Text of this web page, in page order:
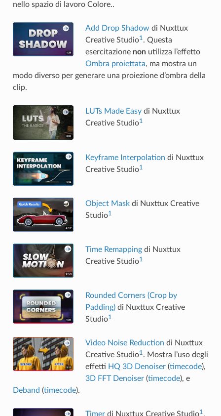
nello spazio di lavoro Colore..
Add Drop Shadow di Nuxttux
Creative Studio1 . Questa
esercitazione nonutilizza l’effetto
Ombra proiettata, ma mostra un
modo diverso per generare una proiezione d’ombra della
clip.
LUTs Made Easydi Nuxttux
Creative Studio1
Keyframe Interpolation di Nuxttux
Creative Studio1
Object Maskdi Nuxttux Creative
Studio1
Time Remappingdi Nuxttux
Creative Studio1
Rounded Corners (Crop by
Padding)di Nuxttux Creative
Studio1
Video Noise Reduction di Nuxttux
Creative Studio1 . Mostra l’uso degli
effetti HQ 3D Denoiser(timecode),
3D FFT Denoiser(timecode), e
Deband (timecode).
Timerdi Nuxttux Creative Studio1 .